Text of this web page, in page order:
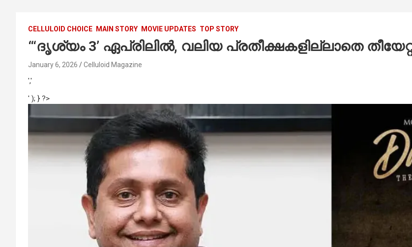
CELLULOID CHOICE MAIN STORY MOVIE UPDATES TOP STORY
“‘ദൃശ്യം 3’ ഏപ്രിലിൽ, വലിയ പ്രതീക്ഷകളില്ലാതെ
January 6, 2026 Celluloid Magazine
','
' ); } ?>